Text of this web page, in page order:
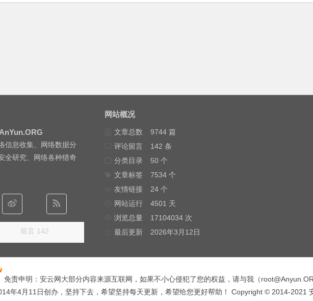
信息收集、网络数据分
全研究、网络各种猎奇
留言 142
网站概况
文章总数
9744 篇
评论留言
142 条
分类目录
50 个
文章标签
7534 个
友情链接
24 个
网站运行
4501 天
浏览总量
17104034 次
最后更新
2026年3月12日
免责申明：安云网大部分内容来源互联网，如果不小心侵犯了您的权益，请与我（
年4月11日创办，坚持下去，希望坚持每天更新，希望给您更好帮助！ Copyright © 2014-2021